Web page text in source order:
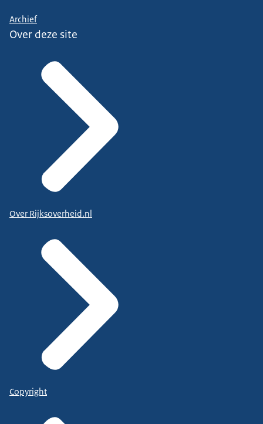
Archief
Over deze site
Over Rijksoverheid.nl
Copyright